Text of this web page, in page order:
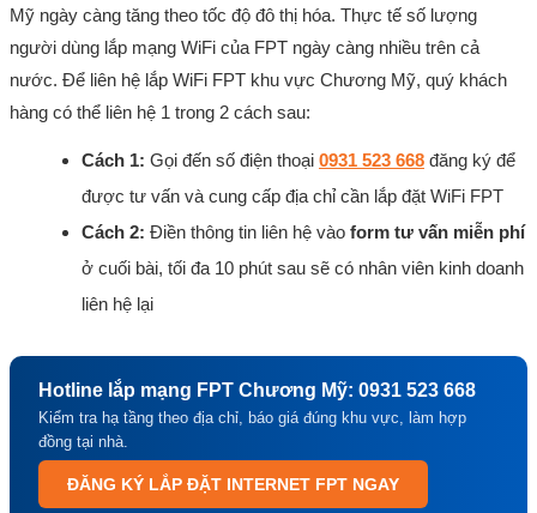
Mỹ ngày càng tăng theo tốc độ đô thị hóa. Thực tế số lượng
người dùng lắp mạng WiFi của FPT ngày càng nhiều trên cả
nước. Để liên hệ lắp WiFi FPT khu vực Chương Mỹ, quý khách
hàng có thể liên hệ 1 trong 2 cách sau:
Cách 1: Gọi đến số điện thoại 0931 523 668 đăng ký để
được tư vấn và cung cấp địa chỉ cần lắp đặt WiFi FPT
Cách 2: Điền thông tin liên hệ vào form tư vấn miễn phí
ở cuối bài, tối đa 10 phút sau sẽ có nhân viên kinh doanh
liên hệ lại
Hotline lắp mạng FPT Chương Mỹ: 0931 523 668
Kiểm tra hạ tầng theo địa chỉ, báo giá đúng khu vực, làm hợp
đồng tại nhà.
ĐĂNG KÝ LẮP ĐẶT INTERNET FPT NGAY